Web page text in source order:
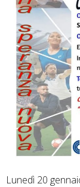
Lunedì 20